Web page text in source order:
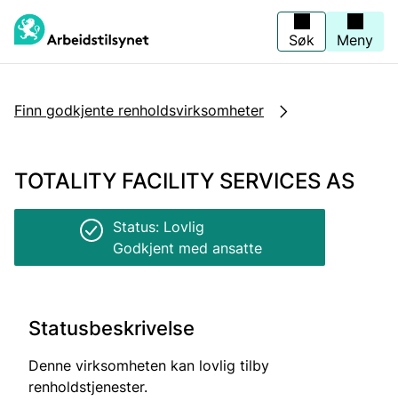
main
content
Søk Meny
Finn godkjente renholdsvirksomheter
TOTALITY FACILITY SERVICES AS
Status: Lovlig
Godkjent med ansatte
Statusbeskrivelse
Denne virksomheten kan lovlig tilby
renholdstjenester.